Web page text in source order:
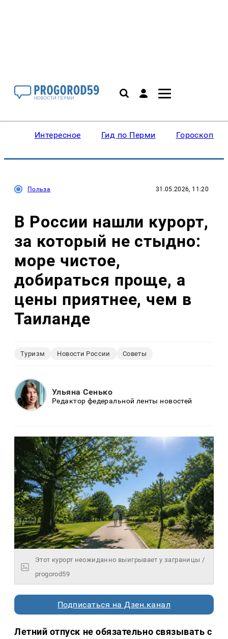
Интересное Гид по Перми Гороскопы
Польза 31.05.2026, 11:20
В России нашли курорт,
за который не стыдно:
море чистое,
добираться проще, а
цены приятнее, чем в
Таиланде
Туризм Новости России Советы
Ульяна Сенько
Редактор федеральной ленты новостей
Этот курорт неожиданно выигрывает у заграницы /
progorod59
Подписаться на Дзен.канал
Летний отпуск не обязательно связывать с